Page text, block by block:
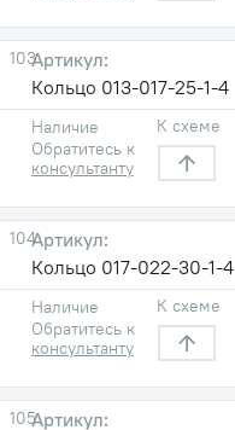
103
Кольцо 013-017-25-1-4
Наличие
Обратитесь к
консультанту
К схеме
104
Кольцо 017-022-30-1-4
Наличие
Обратитесь к
консультанту
К схеме
105